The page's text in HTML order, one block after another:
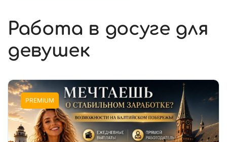
Работа в досуге для
девушек
PREMIUM